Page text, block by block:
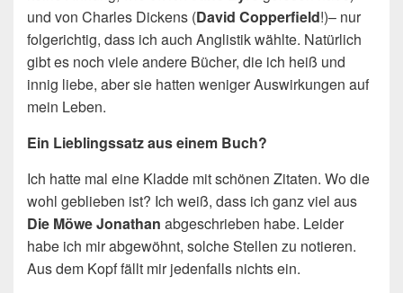
und von Charles Dickens (David Copperfield!)– nur
folgerichtig, dass ich auch Anglistik wählte. Natürlich
gibt es noch viele andere Bücher, die ich heiß und
innig liebe, aber sie hatten weniger Auswirkungen auf
mein Leben.
Ein Lieblingssatz aus einem Buch?
Ich hatte mal eine Kladde mit schönen Zitaten. Wo die
wohl geblieben ist? Ich weiß, dass ich ganz viel aus
Die Möwe Jonathan abgeschrieben habe. Leider
habe ich mir abgewöhnt, solche Stellen zu notieren.
Aus dem Kopf fällt mir jedenfalls nichts ein.